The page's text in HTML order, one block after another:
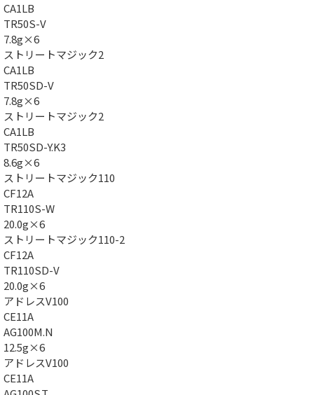
CA1LB
TR50S-V
7.8g×6
ストリートマジック2
CA1LB
TR50SD-V
7.8g×6
ストリートマジック2
CA1LB
TR50SD-Y.K3
8.6g×6
ストリートマジック110
CF12A
TR110S-W
20.0g×6
ストリートマジック110-2
CF12A
TR110SD-V
20.0g×6
アドレスV100
CE11A
AG100M.N
12.5g×6
アドレスV100
CE11A